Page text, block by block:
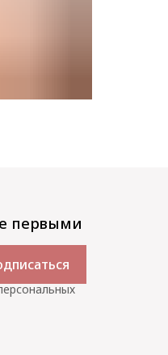
первыми